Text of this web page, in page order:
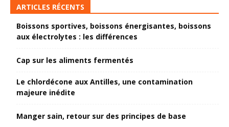
ARTICLES RÉCENTS
Boissons sportives, boissons énergisantes, boissons
aux électrolytes : les différences
Cap sur les aliments fermentés
Le chlordécone aux Antilles, une contamination
majeure inédite
Manger sain, retour sur des principes de base